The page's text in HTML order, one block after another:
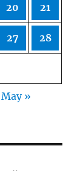
20 21
27 28
May »